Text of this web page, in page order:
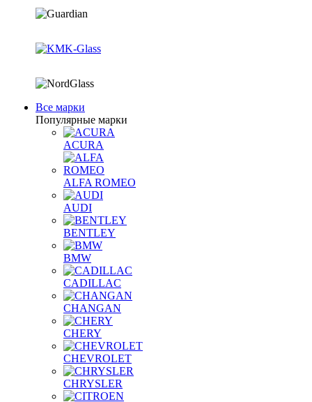
Все марки
Популярные марки
ACURA
ALFA ROMEO
AUDI
BENTLEY
BMW
CADILLAC
CHANGAN
CHERY
CHEVROLET
CHRYSLER